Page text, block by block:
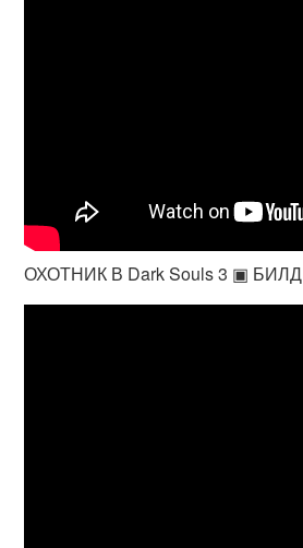
ОХОТНИК В Dark Souls 3 ▣ БИЛД